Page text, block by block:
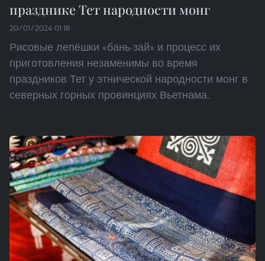
празднике Тет народности монг
20/01/2024 01:18
Рисовые лепёшки «бань-зай» и процесс их
приготовления незаменимы во время
праздников Тет у этнической народности монг в
северных горных провинциях Вьетнама.